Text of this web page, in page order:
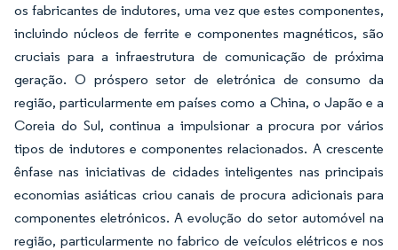
os fabricantes de indutores, uma vez que estes componentes,
incluindo núcleos de ferrite e componentes magnéticos, são
cruciais para a infraestrutura de comunicação de próxima
geração. O próspero setor de eletrónica de consumo da
região, particularmente em países como a China, o Japão e a
Coreia do Sul, continua a impulsionar a procura por vários
tipos de indutores e componentes relacionados. A crescente
ênfase nas iniciativas de cidades inteligentes nas principais
economias asiáticas criou canais de procura adicionais para
componentes eletrónicos. A evolução do setor automóvel na
região, particularmente no fabrico de veículos elétricos e nos